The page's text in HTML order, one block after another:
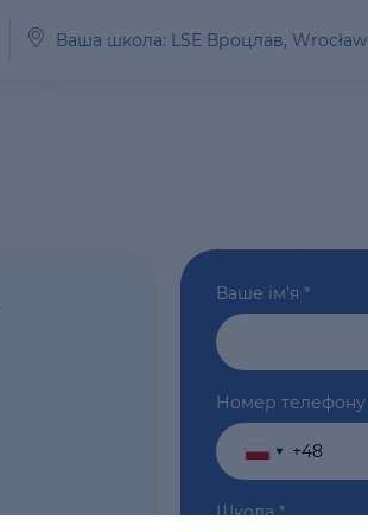
Ваша школа: LSE Вроцлав, Wrocław
Ваше ім'я *
Номер телефону
Школа*